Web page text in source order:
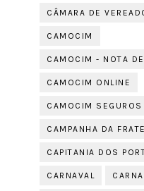
CÂMARA DE
CAMOCIM
CAMOCIM - NOTA
CAMOCIM ONLINE
CAMOCIM SEGUROS
CAMPANHA DA
CAPITANIA DOS
CARNAVAL